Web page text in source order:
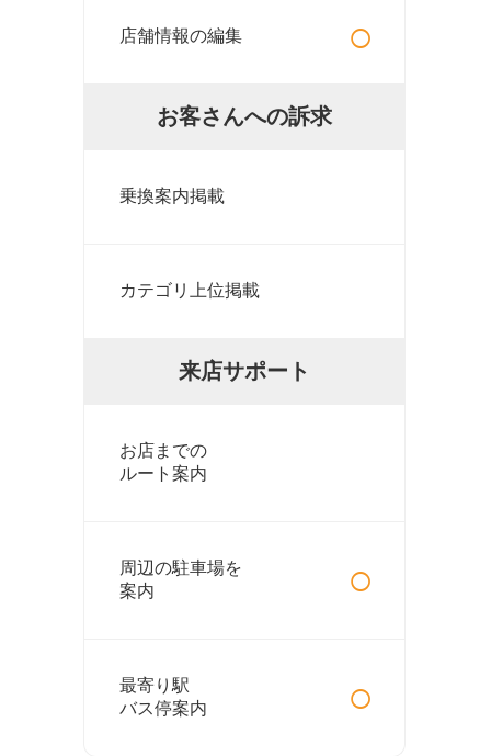
店舗情報の編集 ○
お客さんへの訴求
乗換案内掲載
カテゴリ上位掲載
来店サポート
お店までの
ルート案内
周辺の駐車場を
案内
○
最寄り駅
バス停案内
○